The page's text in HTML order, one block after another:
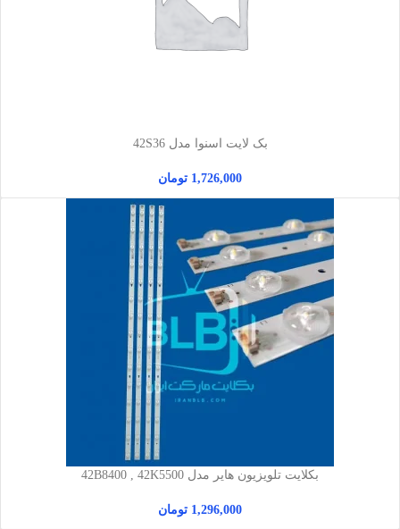
بک لایت اسنوا مدل 42S36
1,726,000 تومان
بکلایت تلویزیون هایر مدل 42B8400 , 42K5500
1,296,000 تومان